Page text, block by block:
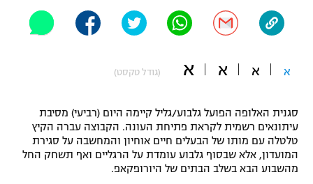
"מחצית בשכונה" – פודקאסט
משתתפים וזוכים בפרסים
תקנון משתתפים וזוכים בפרסים
תקנון עבור פעילות אלקטרה
טניס
גיימינג E-Sports
אופניים
ספורט מוטורי
פוטבול אמריקאי NFL
בייסבול MLB
א א א א (גודל טקסט)
סגנית האלופה הפועל גלבוע/גליל קיימה היום (רביעי) מסיבת
עיתונאים רשמית לקראת פתיחת העונה. הקבוצה עברה הקיץ
טלטלה עם מותו של הבעלים חיים אוחיון והמחשבה על סגירת
המועדון, אלא שבסוף גלבוע עומדת על הרגליים ואף תשחק החל
מהשבוע הבא בשלב הבתים של היורופקאפ.